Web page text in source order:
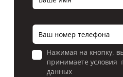
Нажимая на кнопку,
принимаете условия
данных